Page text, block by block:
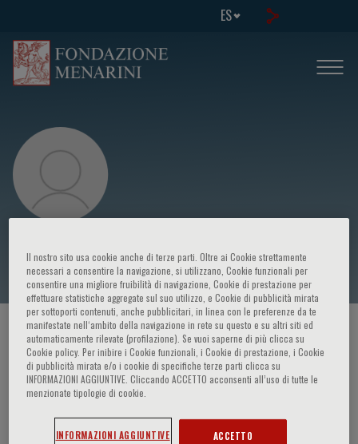
ES
Giuseppe Bellelli
HOME PAGE / CURSOS Y EVENTOS / ORADOR
Giuseppe Bellelli
Il nostro sito usa cookie anche di terze parti. Oltre ai Cookie strettamente
necessari a consentire la navigazione, si utilizzano, Cookie funzionali per
consentire una migliore fruibilità di navigazione, Cookie di prestazione per
effettuare statistiche aggregate sul suo utilizzo, e Cookie di pubblicità mirata
per sottoporti contenuti, anche pubblicitari, in linea con le preferenze da te
manifestate nell‘ambito della navigazione in rete su questo e su altri siti ed
automaticamente rilevate (profilazione). Se vuoi saperne di più clicca su
Cookie policy. Per inibire i Cookie funzionali, i Cookie di prestazione, i Cookie
di pubblicità mirata e/o i cookie di specifiche terze parti clicca su
INFORMAZIONI AGGIUNTIVE. Cliccando ACCETTO acconsenti all’uso di tutte le
menzionate tipologie di cookie.
INFORMAZIONI AGGIUNTIVE ACCETTO